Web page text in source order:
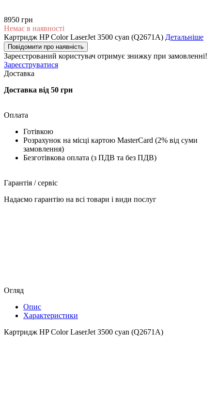
8950 грн
Немає в наявності
Картридж HP Color LaserJet 3500 cyan (Q2671A) Детальніше
Повідомити про наявність
Зареєстрований користувач отримує знижку при замовленні!
Зареєструватися
Доставка
Доставка від 50 грн
Оплата
Готівкою
Розрахунок на місці картою MasterCard (2% від суми
замовлення)
Безготівкова оплата (з ПДВ та без ПДВ)
Гарантія / сервіс
Надаємо гарантію на всі товари і види послуг
Огляд
Опис
Характеристики
Картридж HP Color LaserJet 3500 cyan (Q2671A)